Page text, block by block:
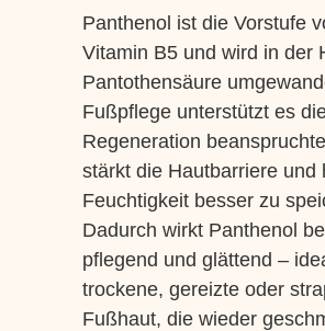
Panthenol ist die Vorstufe
Vitamin B5 und wird in der
Pantothensäure
Fußpflege unterstützt es
Regeneration
stärkt die Hautbarriere und
Feuchtigkeit besser zu
Dadurch wirkt Panthenol
pflegend und glättend –
trockene, gereizte oder
Fußhaut, die wieder